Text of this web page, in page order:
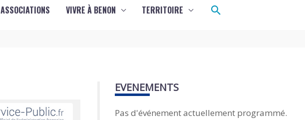
ASSOCIATIONS VIVRE À BENON TERRITOIRE Rechercher
EVENEMENTS
Pas d'événement actuellement programmé.